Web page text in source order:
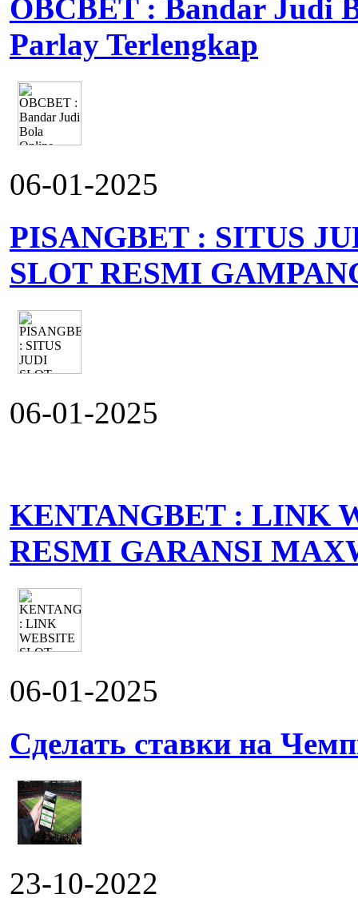
OBCBET : Bandar Judi
Parlay Terlengkap
06-01-2025
PISANGBET : SITUS
SLOT RESMI
06-01-2025
KENTANGBET : LINK
RESMI GARANSI
06-01-2025
Сделать ставки на
23-10-2022